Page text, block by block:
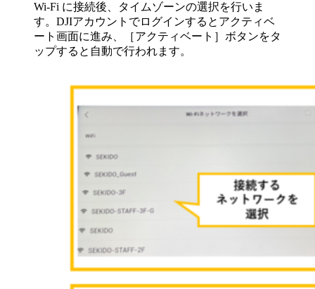
Wi-Fi に接続後、タイムゾーンの選択を行いま
す。DJIアカウントでログインするとアクティベ
ート画面に進み、［アクティベート］ボタンをタ
ップすると自動で行われます。